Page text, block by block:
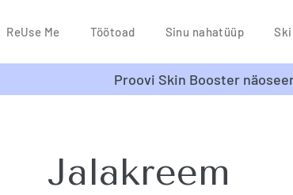
ReUse Me Töötoad Sinu nahatüüp
Proovi Skin Booster
Jalakreem